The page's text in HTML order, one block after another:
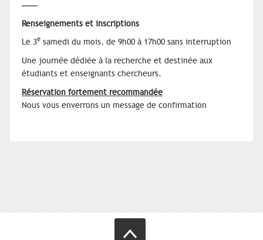
Renseignements et inscriptions
Le 3e samedi du mois, de 9h00 à 17h00 sans interruption
Une journée dédiée à la recherche et destinée aux
étudiants et enseignants chercheurs.
Réservation fortement recommandée
Nous vous enverrons un message de confirmation